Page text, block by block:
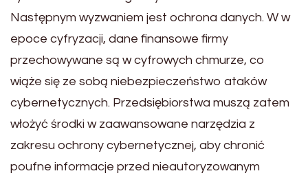
Następnym wyzwaniem jest ochrona danych. W w
epoce cyfryzacji, dane finansowe firmy
przechowywane są w cyfrowych chmurze, co
wiąże się ze sobą niebezpieczeństwo ataków
cybernetycznych. Przedsiębiorstwa muszą zatem
włożyć środki w zaawansowane narzędzia z
zakresu ochrony cybernetycznej, aby chronić
poufne informacje przed nieautoryzowanym